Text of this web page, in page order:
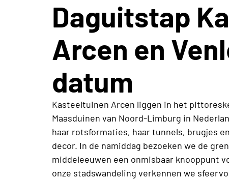
Daguitstap
Arcen en
datum
Kasteeltuinen Arcen liggen in het
Maasduinen van Noord-Limburg in
haar rotsformaties, haar tunnels, brugjes
decor. In de namiddag bezoeken we de
middeleeuwen een onmisbaar knooppunt
onze stadswandeling verkennen we